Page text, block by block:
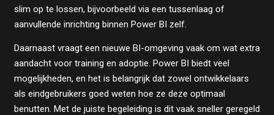
slim op te lossen, bijvoorbeeld via een tussenlaag of
aanvullende inrichting binnen Power BI zelf.
Daarnaast vraagt een nieuwe BI-omgeving vaak om wat extra
aandacht voor training en adoptie. Power BI biedt veel
mogelijkheden, en het is belangrijk dat zowel ontwikkelaars
als eindgebruikers goed weten hoe ze deze optimaal
benutten. Met de juiste begeleiding is dit vaak sneller geregeld